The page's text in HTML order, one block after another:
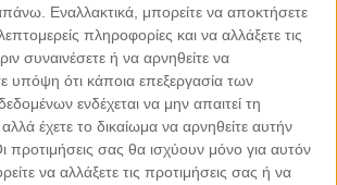
Εναλλακτικά, μπορείτε να αποκτήσετε
πληροφορίες και να αλλάξετε τις
συναινέσετε ή να αρνηθείτε να
υπόψη ότι κάποια επεξεργασία των
ενδέχεται να μην απαιτεί τη
έχετε το δικαίωμα να αρνηθείτε αυτήν
προτιμήσεις σας θα ισχύουν μόνο για αυτόν
να αλλάξετε τις προτιμήσεις σας ή να